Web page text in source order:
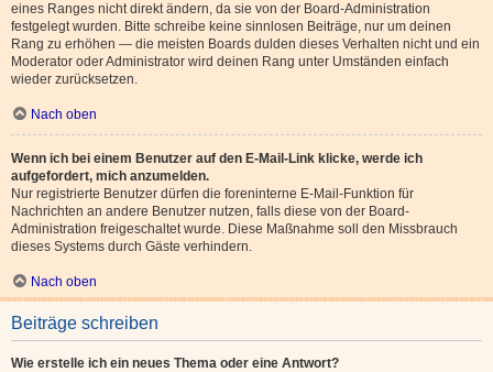
eines Ranges nicht direkt ändern, da sie von der Board-Administration
festgelegt wurden. Bitte schreibe keine sinnlosen Beiträge, nur um deinen
Rang zu erhöhen — die meisten Boards dulden dieses Verhalten nicht und ein
Moderator oder Administrator wird deinen Rang unter Umständen einfach
wieder zurücksetzen.
Nach oben
Wenn ich bei einem Benutzer auf den E-Mail-Link klicke, werde ich
aufgefordert, mich anzumelden.
Nur registrierte Benutzer dürfen die foreninterne E-Mail-Funktion für
Nachrichten an andere Benutzer nutzen, falls diese von der Board-
Administration freigeschaltet wurde. Diese Maßnahme soll den Missbrauch
dieses Systems durch Gäste verhindern.
Nach oben
Beiträge schreiben
Wie erstelle ich ein neues Thema oder eine Antwort?